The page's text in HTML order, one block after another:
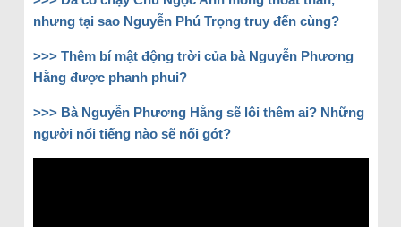
nhưng tại sao Nguyễn Phú Trọng truy đến cùng?
>>> Thêm bí mật động trời của bà Nguyễn Phương
Hằng được phanh phui?
>>> Bà Nguyễn Phương Hằng sẽ lôi thêm ai? Những
người nổi tiếng nào sẽ nối gót?